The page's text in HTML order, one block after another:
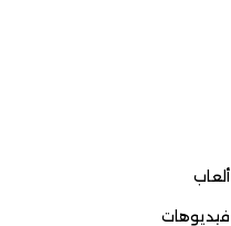
ألعاب
فيديوهات